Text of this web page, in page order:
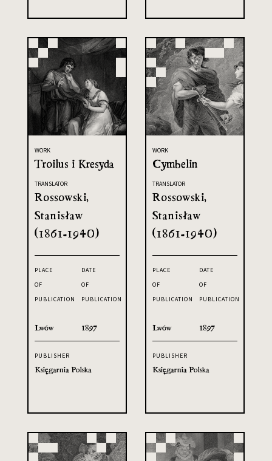
WORK
Troilus i Kresyda
TRANSLATOR
Rossowski,
Stanisław
(1861-1940)
PLACE
OF
PUBLICATION
Lwów
DATE
OF
PUBLICATION
1897
PUBLISHER
Księgarnia Polska
WORK
Cymbelin
TRANSLATOR
Rossowski,
Stanisław
(1861-1940)
PLACE
OF
PUBLICATION
Lwów
DATE
OF
PUBLICATION
1897
PUBLISHER
Księgarnia Polska